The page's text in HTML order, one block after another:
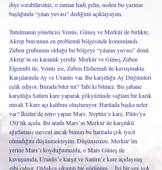
diye sorabilirsiniz, o zaman hadi gelin, neden bu yazının
başlığında “yılan yuvası” dediğimi açıklayayım.
Tutulmanın yöneticisi Venüs, Güneş ve Merkür ile birlikte,
Akrep burcunun en problemli bölgesinde konumlandı.
Zuben grubunun olduğu bu bölgeye “yılanın yuvası” denir.
Akrep’in en karanlık yeridir. Merkür ve Güneş Zuben
Elgenubi ile, Venüs ise, Zuben Elshemali ile kavuşmakta.
Karşılarında Ay ve Uranüs var. Bu karşıtlığa Ay Düğümleri
eşlik ediyor. Burada biter mi? Tabi ki bitmez. Bu şahane
karşıtlığa Satürn kare yaparak gökyüzünde sağlam bir kazık
misali T-kare açı kalıbını oluşturuyor. Haritada başka neler
var? İkizler’de retro yapan Mars, Neptün’e kare, Plüto’ya
150’lik açıda. Bu arada Mars’ın Merkür ile karşılıklı
ağırlaması mevcut ancak bunun bu haritada çok iyicil
olmadığını düşünmekteyim. Düşünsenize, Merkür’ün
yerine Mars’ı koyduğumuzda, o Mars Güneş ile
kavuşumda, Uranüs’e karşıt ve Satürn’e kare açıdaymış
gibi çalışır. Oldukça sıkıntılı bir görünüm… İyi bir şey yok